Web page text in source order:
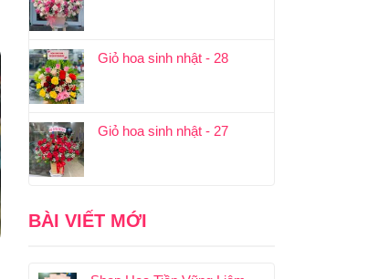
Giỏ hoa sinh nhật - 28
Giỏ hoa sinh nhật - 27
BÀI VIẾT MỚI